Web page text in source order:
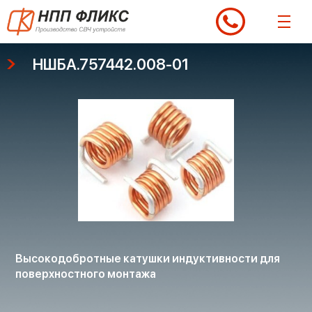
Перейти
содержимому
НШБА.757442.008-01
Высокодобротные катушки индуктивности для
поверхностного монтажа